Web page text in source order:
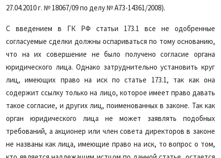
27.04.2010 г. № 18067/09 по делу № А73-14361/2008).
С введением в ГК РФ статьи 173.1 все не одобренные
согласуемые сделки должны оспариваться по тому основанию,
что на их совершение не было получено согласие органа
юридического лица. Однако затруднительно установить круг
лиц, имеющих право на иск по статье 173.1, так как она
содержит ссылку только на лицо, которое имеет право давать
такое согласие, и других лиц, поименованных в законе. Так как
орган юридического лица не может заявлять подобных
требований, а акционер или член совета директоров в законе
не названы как лица, имеющие право на иск, то вопрос о том,